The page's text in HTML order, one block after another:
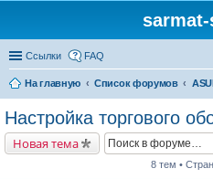
Ссылки FAQ
На главную Список форумов
Настройка торгового
Новая тема
8 тем •